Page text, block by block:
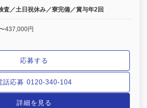
査／土日祝休み／寮完備／賞与年2回
437,000円
応募する
話応募 0120-340-104
詳細を見る